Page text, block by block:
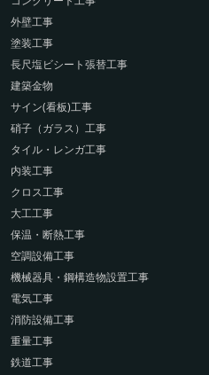
外壁工事
塗装工事
長尺塩ビシート張替工事
建築金物
サイン(看板)工事
硝子（ガラス）工事
タイル・レンガ工事
内装工事
クロス工事
大工工事
保温・断熱工事
空調設備工事
機械器具・鋼構造物設置工事
電気工事
消防設備工事
重量工事
鉄道工事